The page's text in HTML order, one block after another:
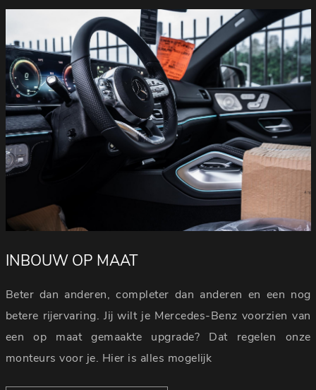
INBOUW OP MAAT
Beter dan anderen, completer dan anderen en een nog
betere rijervaring. Jij wilt je Mercedes-Benz voorzien van
een op maat gemaakte upgrade? Dat regelen onze
monteurs voor je. Hier is alles mogelijk